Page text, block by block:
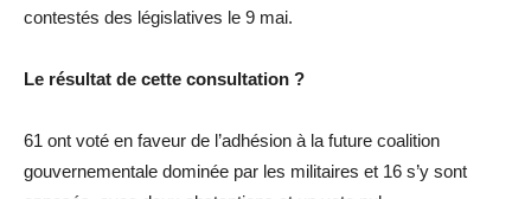
contestés des législatives le 9 mai.
Le résultat de cette consultation ?
61 ont voté en faveur de l’adhésion à la future coalition
gouvernementale dominée par les militaires et 16 s’y sont